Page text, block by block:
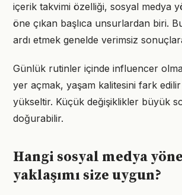
içerik takvimi özelliği, sosyal medya
öne çıkan başlıca unsurlardan biri.
ardı etmek genelde verimsiz
Günlük rutinler içinde influencer
yer açmak, yaşam kalitesini fark
yükseltir. Küçük değişiklikler büyük
doğurabilir.
Hangi sosyal medya
yaklaşımı size uygun?